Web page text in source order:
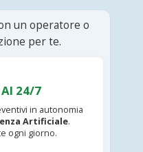
un operatore o
per te.
24/7
in autonomia
Artificiale.
ogni giorno.